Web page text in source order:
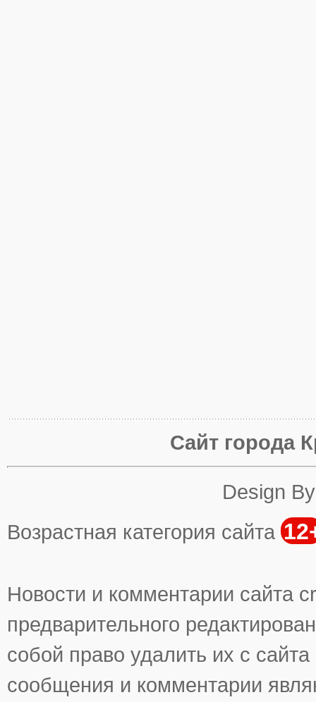
Сайт города
Design
Возрастная категория сайта
Новости и комментарии сайта
предварительного
собой право удалить их с
сообщения и комментарии